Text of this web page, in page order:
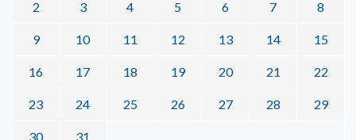
2 3 4 5 6 7 8
9 10 11 12 13 14 15
16 17 18 19 20 21 22
23 24 25 26 27 28 29
30 31